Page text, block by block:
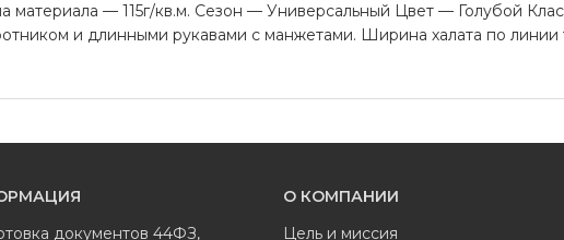
материала — 115г/кв.м. Сезон — Универсальный Цвет — Голубой
и длинными рукавами с манжетами. Ширина халата по линии
документов 44ФЗ,
О КОМПАНИИ
Цель и миссия